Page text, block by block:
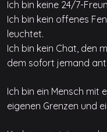
Ich bin keine 24/7-
Ich bin kein offenes
leuchtet.
Ich bin kein Chat, den
dem sofort jemand
Ich bin ein Mensch mit
eigenen Grenzen und